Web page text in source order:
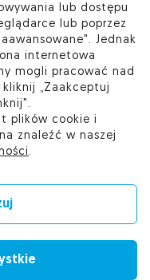
lub dostępu
lub poprzez
Jednak
internetowa
mogli pracować nad
„Zaakceptuj
plików cookie i
znaleźć w naszej
.